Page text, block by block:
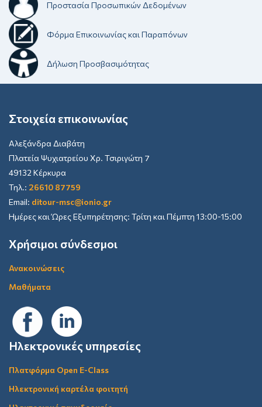
Προστασία Προσωπικών Δεδομένων
Φόρμα Επικοινωνίας και Παραπόνων
Δήλωση Προσβασιμότητας
Στοιχεία επικοινωνίας
Αλεξάνδρα Διαβάτη
Πλατεία Ψυχιατρείου Χρ. Τσιριγώτη 7
49132 Κέρκυρα
Τηλ.: 26610 87759
Email: ditour-msc@ionio.gr
Ημέρες και Ώρες Εξυπηρέτησης: Τρίτη και Πέμπτη 13:00-15:00
Χρήσιμοι σύνδεσμοι
Ανακοινώσεις
Μαθήματα
Ηλεκτρονικές υπηρεσίες
Πλατφόρμα Open E-Class
Ηλεκτρονική καρτέλα φοιτητή